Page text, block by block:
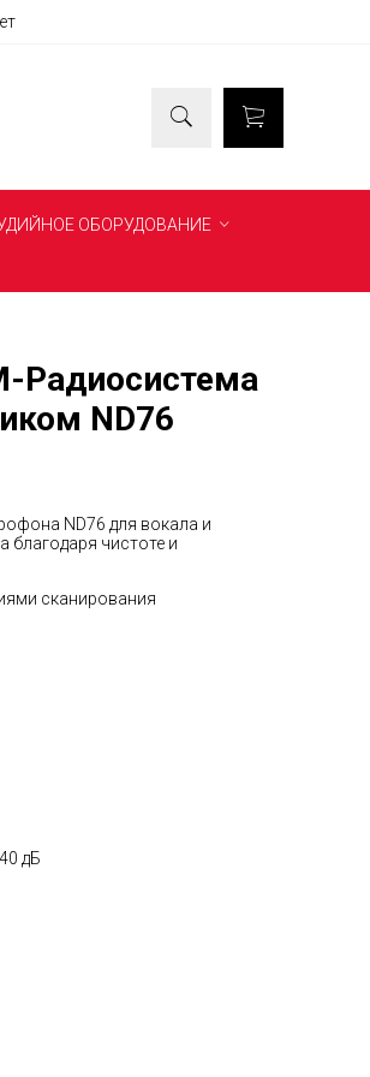
ОБОРУДОВАНИЕ
нет в наличии
Радиосистема
ND76
ND76 для вокала и
благодаря чистоте и
сканирования
дБ